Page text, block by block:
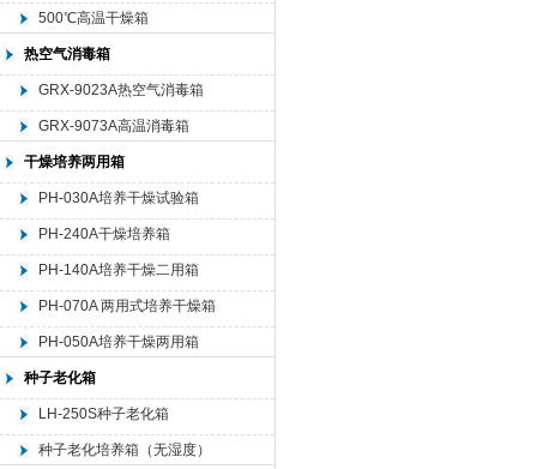
500℃高温干燥箱
热空气消毒箱
GRX-9023A热空气消毒箱
GRX-9073A高温消毒箱
干燥培养两用箱
PH-030A培养干燥试验箱
PH-240A干燥培养箱
PH-140A培养干燥二用箱
PH-070A 两用式培养干燥箱
PH-050A培养干燥两用箱
种子老化箱
LH-250S种子老化箱
种子老化培养箱（无湿度）